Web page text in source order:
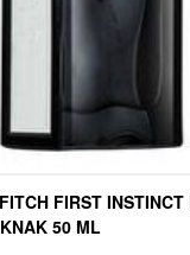
FIRST
50 ML